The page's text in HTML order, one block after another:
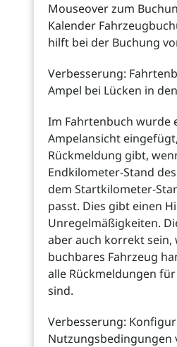
Mouseover zum
Kalender
hilft bei der Buchung
Verbesserung:
Ampel bei Lücken in
Im Fahrtenbuch wurde
Ampelansicht
Rückmeldung gibt,
Endkilometer-Stand
dem Startkilometer-
passt. Dies gibt einen
Unregelmäßigkeiten.
aber auch korrekt sein,
buchbares Fahrzeug
alle Rückmeldungen
sind.
Verbesserung:
Nutzungsbedingungen